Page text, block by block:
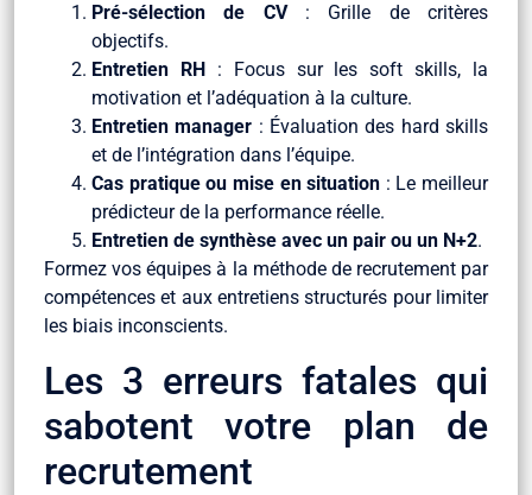
Pré-sélection de CV: Grille de critères
objectifs.
Entretien RH
: Focus sur les soft skills, la
motivation et l’adéquation à la culture.
Entretien manager : Évaluation des hard skills
et de l’intégration dans l’équipe.
Cas pratique ou mise en situation : Le meilleur
prédicteur de la performance réelle.
Entretien de synthèse avec un pair ou un N+2.
Formez vos équipes à la méthode de recrutement par
compétences et aux entretiens structurés pour limiter
les biais inconscients.
Les 3 erreurs fatales qui
sabotent votre plan de
recrutement